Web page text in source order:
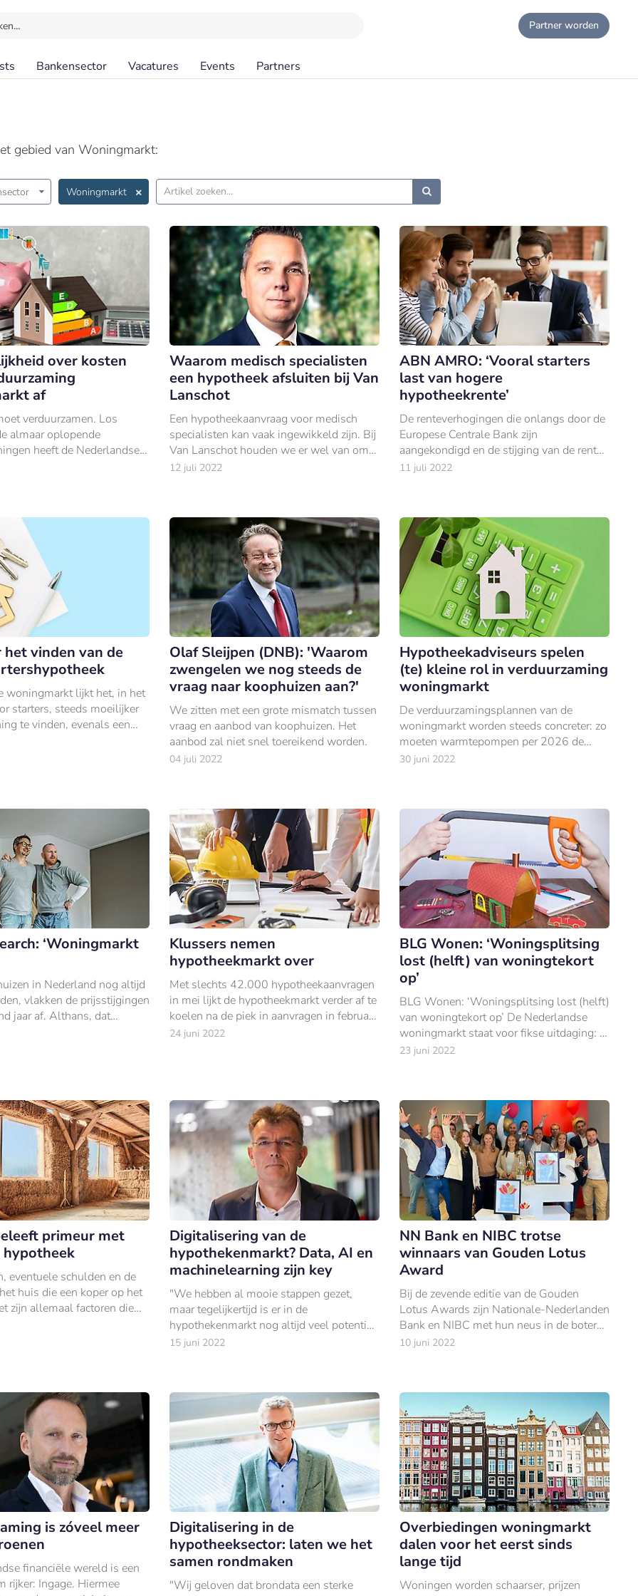
Partner worden
Bankensector Vacatures Events Partners
gebied van Woningmarkt:
Woningmarkt
over kosten
af
verduurzamen. Los
almaar oplopende
heeft de Nederlandse
dat 7 miljoen woningen
Waarom medisch specialisten
een hypotheek afsluiten bij Van
Lanschot
Een hypotheekaanvraag voor medisch
specialisten kan vaak ingewikkeld zijn. Bij
Van Lanschot houden we er wel van om
complexe vraagstukken op te lossen.
12 juli 2022
ABN AMRO: ‘Vooral starters
last van hogere
hypotheekrente’
De renteverhogingen die onlangs door de
Europese Centrale Bank zijn
aangekondigd en de stijging van de rente
op overheidsobligaties, vertalen zich in
11 juli 2022
het vinden van de
woningmarkt lijkt het, in het
starters, steeds moeilijker
te vinden, evenals een
Olaf Sleijpen (DNB): 'Waarom
zwengelen we nog steeds de
vraag naar koophuizen aan?'
We zitten met een grote mismatch tussen
vraag en aanbod van koophuizen. Het
aanbod zal niet snel toereikend worden.
04 juli 2022
Hypotheekadviseurs spelen
(te) kleine rol in verduurzaming
woningmarkt
De verduurzamingsplannen van de
woningmarkt worden steeds concreter: zo
moeten warmtepompen per 2026 de
standaard vormen voor het verwarmen
30 juni 2022
‘Woningmarkt
in Nederland nog altijd
vlakken de prijsstijgingen
jaar af. Althans, dat
economen van
Klussers nemen
hypotheekmarkt over
Met slechts 42.000 hypotheekaanvragen
in mei lijkt de hypotheekmarkt verder af te
koelen na de piek in aanvragen in februari
(72.351).
24 juni 2022
BLG Wonen: ‘Woningsplitsing
lost (helft) van woningtekort
op’
BLG Wonen: ‘Woningsplitsing lost (helft)
van woningtekort op’ De Nederlandse
woningmarkt staat voor fikse uitdaging: in
2030 moet de woningvoorraad met
23 juni 2022
primeur met
hypotheek
eventuele schulden en de
huis die een koper op het
zijn allemaal factoren die
in de berekening van een
Digitalisering van de
hypothekenmarkt? Data, AI en
machinelearning zijn key
"We hebben al mooie stappen gezet,
maar tegelijkertijd is er in de
hypothekenmarkt nog altijd veel potentie
om de dienstverlening te verbeteren.
15 juni 2022
NN Bank en NIBC trotse
winnaars van Gouden Lotus
Award
Bij de zevende editie van de Gouden
Lotus Awards zijn Nationale-Nederlanden
Bank en NIBC met hun neus in de boter
gevallen.
10 juni 2022
is zóveel meer
financiële wereld is een
rijker: Ingage. Hiermee
Digitalisering in de
hypotheeksector: laten we het
samen rondmaken
"Wij geloven dat brondata een sterke
Overbiedingen woningmarkt
dalen voor het eerst sinds
lange tijd
Woningen worden schaarser, prijzen